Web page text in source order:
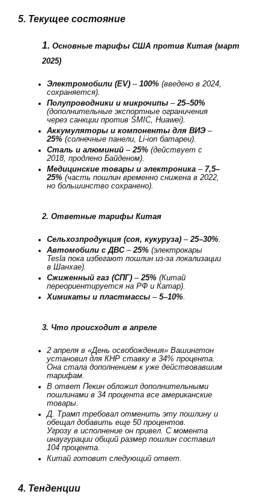
5. Текущее состояние
1. Основные тарифы США против Китая (март
2025)
Электромобили (EV) – 100% (введено в 2024,
сохраняется).
Полупроводники и микрочипы –25–50%
(дополнительные экспортные ограничения
через санкции против SMIC, Huawei).
Аккумуляторы и компоненты для ВИЭ –
25% (солнечные панели, Li-ion батареи).
Сталь и алюминий –25% (действует с
2018, продлено Байденом).
Медицинские товары и электроника – 7,5–
25% (часть пошлин временно снижена в 2022,
но большинство сохранено).
2. Ответные тарифы Китая
Сельхозпродукция (соя, кукуруза) –25–30%.
Автомобили с ДВС–25% (электрокары
Tesla пока избегают пошлин из-за локализации
в Шанхае).
Сжиженный газ (СПГ) –25% (Китай
переориентируется на РФ и Катар).
Химикаты и пластмассы – 5–10%.
3. Что происходит в апреле
2 апреля в «День освобождения» Вашингтон
установил для КНР ставку в 34% процента.
Она стала дополнением к уже действовавшим
тарифам.
В ответ Пекин обложил дополнительными
пошлинами в 34 процента все американские
товары.
Д. Трамп требовал отменить эту пошлину и
обещал добавить еще 50 процентов.
Угрозу в исполнение он привел. С момента
инаугурации общий размер пошлин составил
104 процента.
Китай готовит следующий ответ.
4. Тенденции